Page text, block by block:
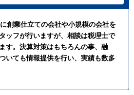
創業仕立ての会社や小規模の会社を
ッフが行いますが、相談は税理士で
す。決算対策はもちろんの事、融
いても情報提供を行い、実績も数多